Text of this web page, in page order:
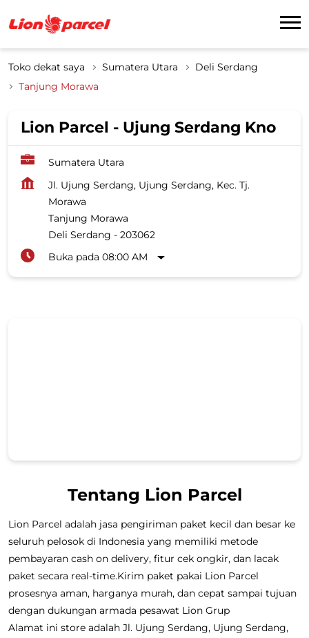
Toko dekat saya Sumatera Utara
Deli Serdang
Tanjung Morawa
Lion Parcel - Ujung Serdang Kno
Sumatera Utara
Jl. Ujung Serdang, Ujung Serdang, Kec. Tj.
Morawa
Tanjung Morawa
Deli Serdang - 203062
Buka pada 08:00 AM
Tentang Lion Parcel
Lion Parcel adalah jasa pengiriman paket kecil dan besar ke
seluruh pelosok di Indonesia yang memiliki metode
pembayaran cash on delivery, fitur cek ongkir, dan lacak
paket secara real-time.Kirim paket pakai Lion Parcel
prosesnya aman, harganya murah, dan cepat sampai tujuan
dengan dukungan armada pesawat Lion Grup
Alamat ini store adalah Jl. Ujung Serdang, Ujung Serdang,